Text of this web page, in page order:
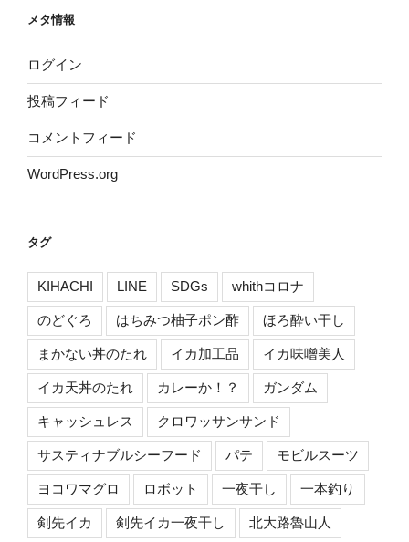
メタ情報
ログイン
投稿フィード
コメントフィード
WordPress.org
タグ
KIHACHI LINE SDGs whithコロナ
のどぐろ はちみつ柚子ポン酢 ほろ酔い干し
まかない丼のたれ イカ加工品 イカ味噌美人
イカ天丼のたれ カレーか！？ ガンダム
キャッシュレス クロワッサンサンド
サスティナブルシーフード パテ モビルスーツ
ヨコワマグロ ロボット 一夜干し 一本釣り
剣先イカ 剣先イカ一夜干し 北大路魯山人